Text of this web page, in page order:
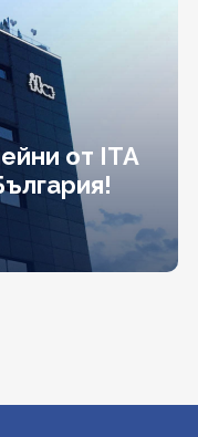
от ITA